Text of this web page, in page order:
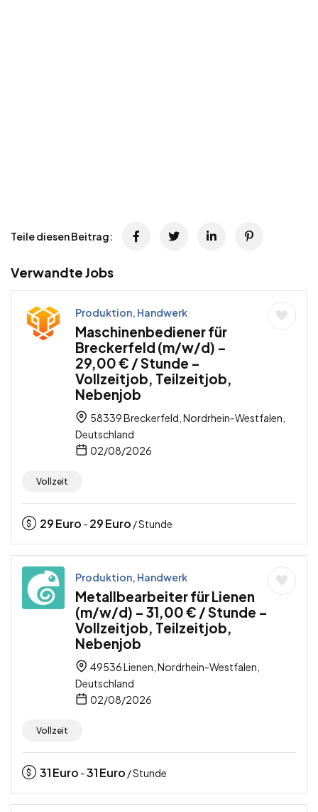
Teile diesen Beitrag:
Verwandte Jobs
Produktion, Handwerk
Maschinenbediener für
Breckerfeld (m/w/d) –
29,00 € / Stunde –
Vollzeitjob, Teilzeitjob,
Nebenjob
58339 Breckerfeld, Nordrhein-Westfalen,
Deutschland
02/08/2026
Vollzeit
29Euro - 29Euro / Stunde
Produktion, Handwerk
Metallbearbeiter für Lienen
(m/w/d) – 31,00 € / Stunde –
Vollzeitjob, Teilzeitjob,
Nebenjob
49536 Lienen, Nordrhein-Westfalen,
Deutschland
02/08/2026
Vollzeit
31Euro -31Euro / Stunde